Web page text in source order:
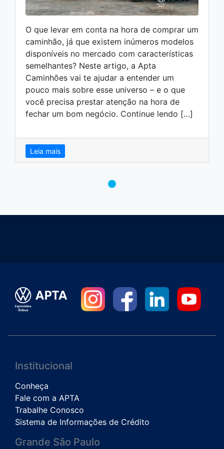
O que levar em conta na hora de comprar um
caminhão, já que existem inúmeros modelos
disponíveis no mercado com características
semelhantes? Neste artigo, a Apta
Caminhões vai te ajudar a entender um
pouco mais sobre esse universo – e o que
você precisa prestar atenção na hora de
fechar um bom negócio. Continue lendo […]
Leia mais
Institucional
Conheça
Fale com a APTA
Trabalhe Conosco
Sistema de Informações de Crédito
Grande São Paulo